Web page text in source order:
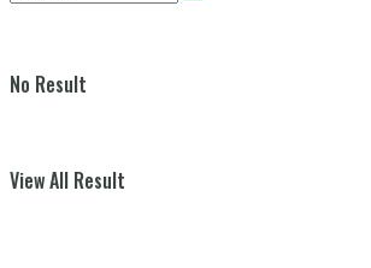
No Result
View All Result